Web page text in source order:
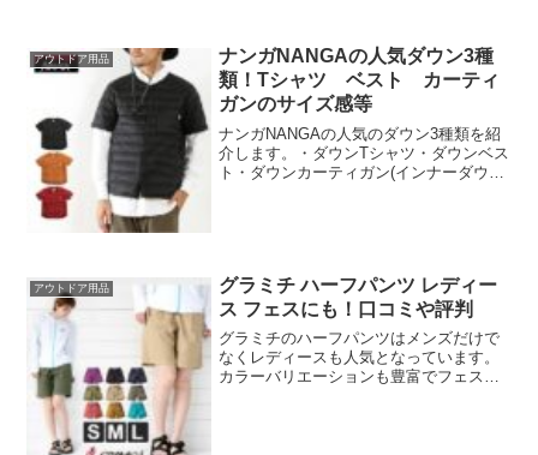
アウトドア用品
ナンガNANGAの人気ダウン3種
類！Tシャツ ベスト カーティ
ガンのサイズ感等
ナンガNANGAの人気のダウン3種類を紹
介します。・ダウンTシャツ・ダウンベス
ト・ダウンカーティガン(インナーダウン)
アウトドア用品
グラミチ ハーフパンツ レディー
ス フェスにも！口コミや評判
グラミチのハーフパンツはメンズだけで
なくレディースも人気となっています。
カラーバリエーションも豊富でフェスな